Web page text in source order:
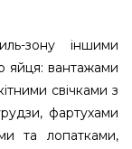
зону іншими
яйця: вантажами
свічками з
фартухами
та лопатками,